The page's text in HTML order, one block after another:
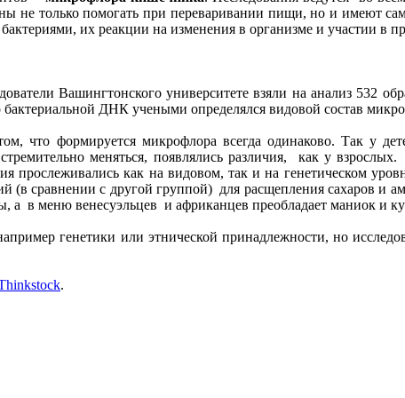
не только помогать при переваривании пищи, но и имеют
их реакции на изменения в организме и участии в
Вашингтонского университете взяли на анализ 532
ДНК учеными определялся видовой состав
что формируется микрофлора всегда одинаково. Так у
меняться, появлялись различия, как у
прослеживались как на видовом, так и на генетическом
(в сравнении с другой группой) для расщепления сахаров и
в меню венесуэльцев и африканцев преобладает маниок и
генетики или этнической принадлежности, но
.